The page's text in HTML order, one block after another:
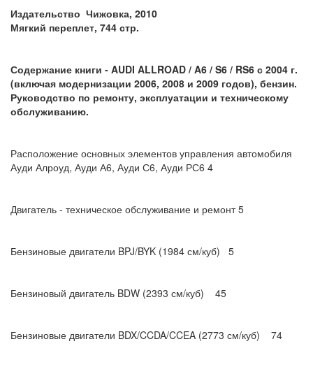
Издательство Чижовка, 2010
Мягкий переплет, 744 стр.
Содержание книги - AUDI ALLROAD / A6 / S6 / RS6 с 2004 г.
(включая модернизации 2006, 2008 и 2009 годов), бензин.
Руководство по ремонту, эксплуатации и техническому
обслуживанию.
Расположение основных элементов управления автомобиля
Ауди Алроуд, Ауди А6, Ауди С6, Ауди РС6 4
Двигатель - техническое обслуживание и ремонт 5
Бензиновые двигатели BPJ/BYK (1984 см/куб) 5
Бензиновый двигатель BDW (2393 см/куб) 45
Бензиновые двигатели BDX/CCDA/CCEA (2773 см/куб) 74